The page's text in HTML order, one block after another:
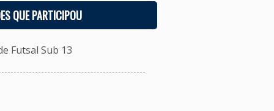
QUE PARTICIPOU
Futsal Sub 13